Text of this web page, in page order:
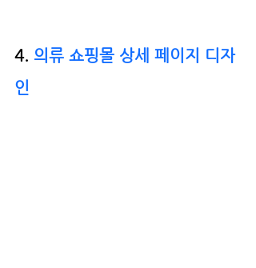
4. 의류 쇼핑몰 상세 페이지 디자
인